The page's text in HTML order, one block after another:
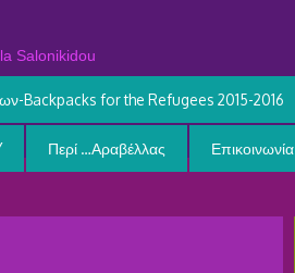
Salonikidou
Backpacks for the Refugees 2015-2016
Περί …Αραβέλλας Επικοινωνία